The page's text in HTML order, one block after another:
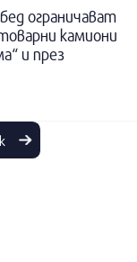
ограничават
камиони
и през